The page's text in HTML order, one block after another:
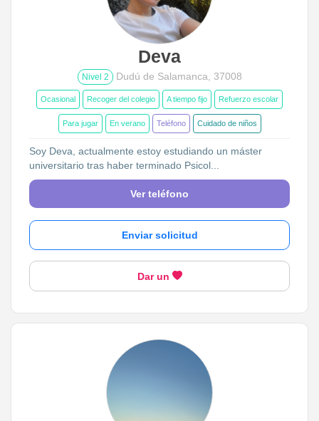
Deva
Nivel 2 Dudú de Salamanca, 37008
Ocasional Recoger del colegio A tiempo fijo Refuerzo escolar
Para jugar En verano Teléfono Cuidado de niños
Soy Deva, actualmente estoy estudiando un máster
universitario tras haber terminado Psicol...
Ver teléfono
Enviar solicitud
Dar un